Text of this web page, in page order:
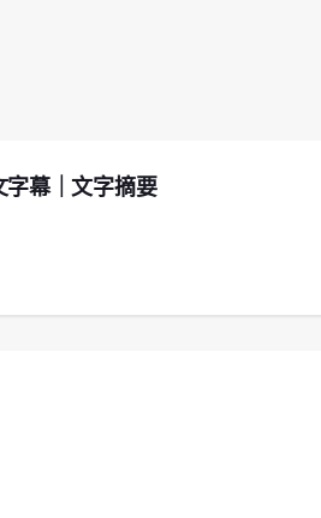
幕｜文字摘要